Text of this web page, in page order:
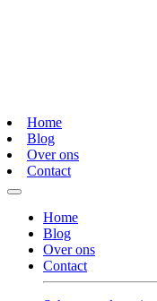
Home
Blog
Over ons
Contact
Home
Blog
Over ons
Contact